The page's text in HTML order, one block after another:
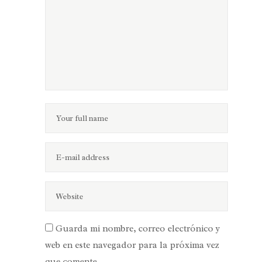
Guarda mi nombre, correo electrónico y
web en este navegador para la próxima vez